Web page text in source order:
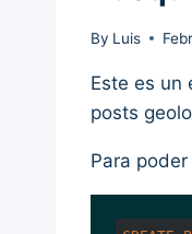
By Luis
Este es un
posts
Para